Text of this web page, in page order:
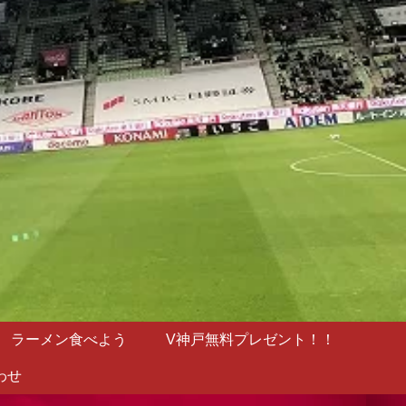
ラーメン食べよう V神戸無料プレゼント！！
せ